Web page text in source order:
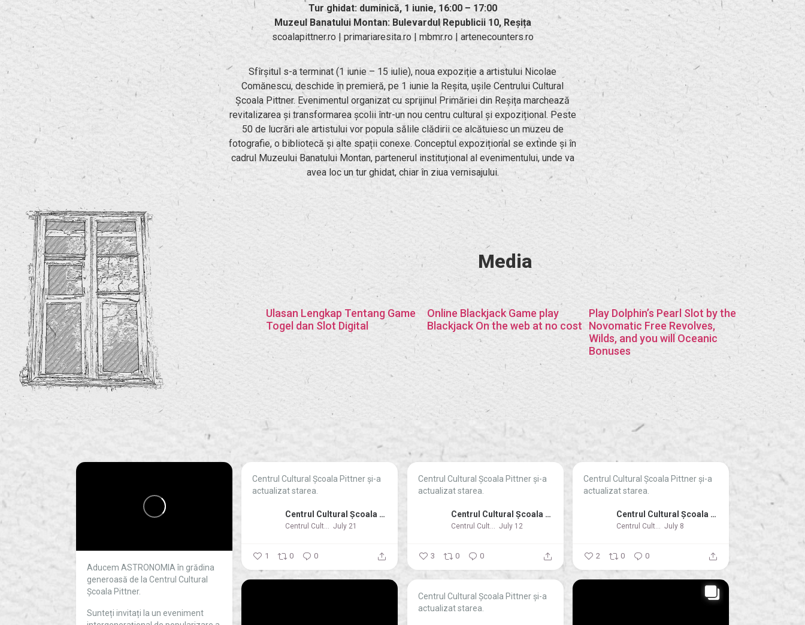
Tur ghidat: duminică, 1 iunie, 16:00 – 17:00
Muzeul Banatului Montan: Bulevardul Republicii 10, Reșița
scoalapittner.ro | primariaresita.ro | mbmr.ro | artenecounters.ro
Sfîrșitul s-a terminat (1 iunie – 15 iulie), noua expoziție a artistului Nicolae
Comănescu, deschide în premieră, pe 1 iunie la Reșita, ușile Centrului Cultural
Școala Pittner. Evenimentul organizat cu sprijinul Primăriei din Reșița marchează
revitalizarea și transformarea școlii într-un nou centru cultural și expozițional. Peste
50 de lucrări ale artistului vor popula sălile clădirii ce alcătuiesc un muzeu de
fotografie, o bibliotecă și alte spații conexe. Conceptul expozițional se extinde și în
cadrul Muzeului Banatului Montan, partenerul instituțional al evenimentului, unde va
avea loc un tur ghidat, chiar în ziua vernisajului.
Media
Ulasan Lengkap Tentang Game
Togel dan Slot Digital
Online Blackjack Game play
Blackjack On the web at no cost
Play Dolphin’s Pearl Slot by the
Novomatic Free Revolves,
Wilds, and you will Oceanic
Bonuses
Aducem ASTRONOMIA în grădina
generoasă de la Centrul Cultural
Școala Pittner.
Sunteți invitați la un eveniment
Centrul Cultural Școala Pittner şi-a
actualizat starea.
Centrul Cultural Școala Pittner
Centrul Cultural Școala Pittner July 21
1 0 0
Centrul Cultural Școala Pittner şi-a
actualizat starea.
Centrul Cultural Școala Pittner
Centrul Cultural Școala Pittner July 12
3 0 0
Centrul Cultural Școala Pittner şi-a
actualizat starea.
Centrul Cultural Școala Pittner
Centrul Cultural Școala Pittner July 8
2 0 0
Centrul Cultural Școala Pittner şi-a
actualizat starea.